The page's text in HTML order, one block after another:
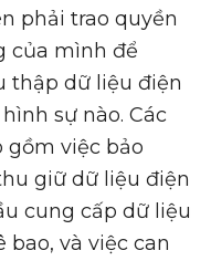
phải trao quyền
của mình để
thập dữ liệu điện
sự nào. Các
gồm việc bảo
giữ dữ liệu điện
cung cấp dữ liệu
và việc can